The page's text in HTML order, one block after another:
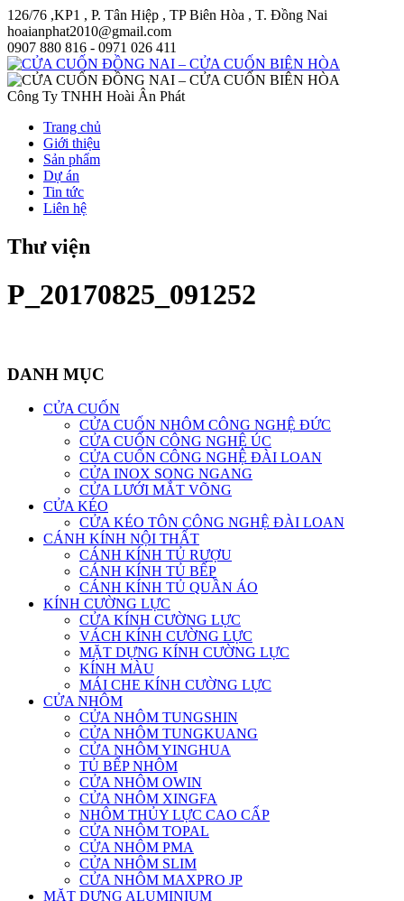
126/76 ,KP1 , P. Tân Hiệp , TP Biên Hòa , T. Đồng Nai
hoaianphat2010@gmail.com
0907 880 816 - 0971 026 411
Công Ty TNHH Hoài Ân Phát
Trang chủ
Giới thiệu
Sản phẩm
Dự án
Tin tức
Liên hệ
Thư viện
P_20170825_091252
DANH MỤC
CỬA CUỐN
CỬA CUỐN NHÔM CÔNG NGHỆ ĐỨC
CỬA CUỐN CÔNG NGHỆ ÚC
CỬA CUỐN CÔNG NGHỆ ĐÀI LOAN
CỬA INOX SONG NGANG
CỬA LƯỚI MẮT VÕNG
CỬA KÉO
CỬA KÉO TÔN CÔNG NGHỆ ĐÀI LOAN
CÁNH KÍNH NỘI THẤT
CÁNH KÍNH TỦ RƯỢU
CÁNH KÍNH TỦ BẾP
CÁNH KÍNH TỦ QUẦN ÁO
KÍNH CƯỜNG LỰC
CỬA KÍNH CƯỜNG LỰC
VÁCH KÍNH CƯỜNG LỰC
MẶT DỰNG KÍNH CƯỜNG LỰC
KÍNH MÀU
MÁI CHE KÍNH CƯỜNG LỰC
CỬA NHÔM
CỬA NHÔM TUNGSHIN
CỬA NHÔM TUNGKUANG
CỬA NHÔM YINGHUA
TỦ BẾP NHÔM
CỬA NHÔM OWIN
CỬA NHÔM XINGFA
NHÔM THỦY LỰC CAO CẤP
CỬA NHÔM TOPAL
CỬA NHÔM PMA
CỬA NHÔM SLIM
CỬA NHÔM MAXPRO JP
MẶT DỰNG ALUMINIUM